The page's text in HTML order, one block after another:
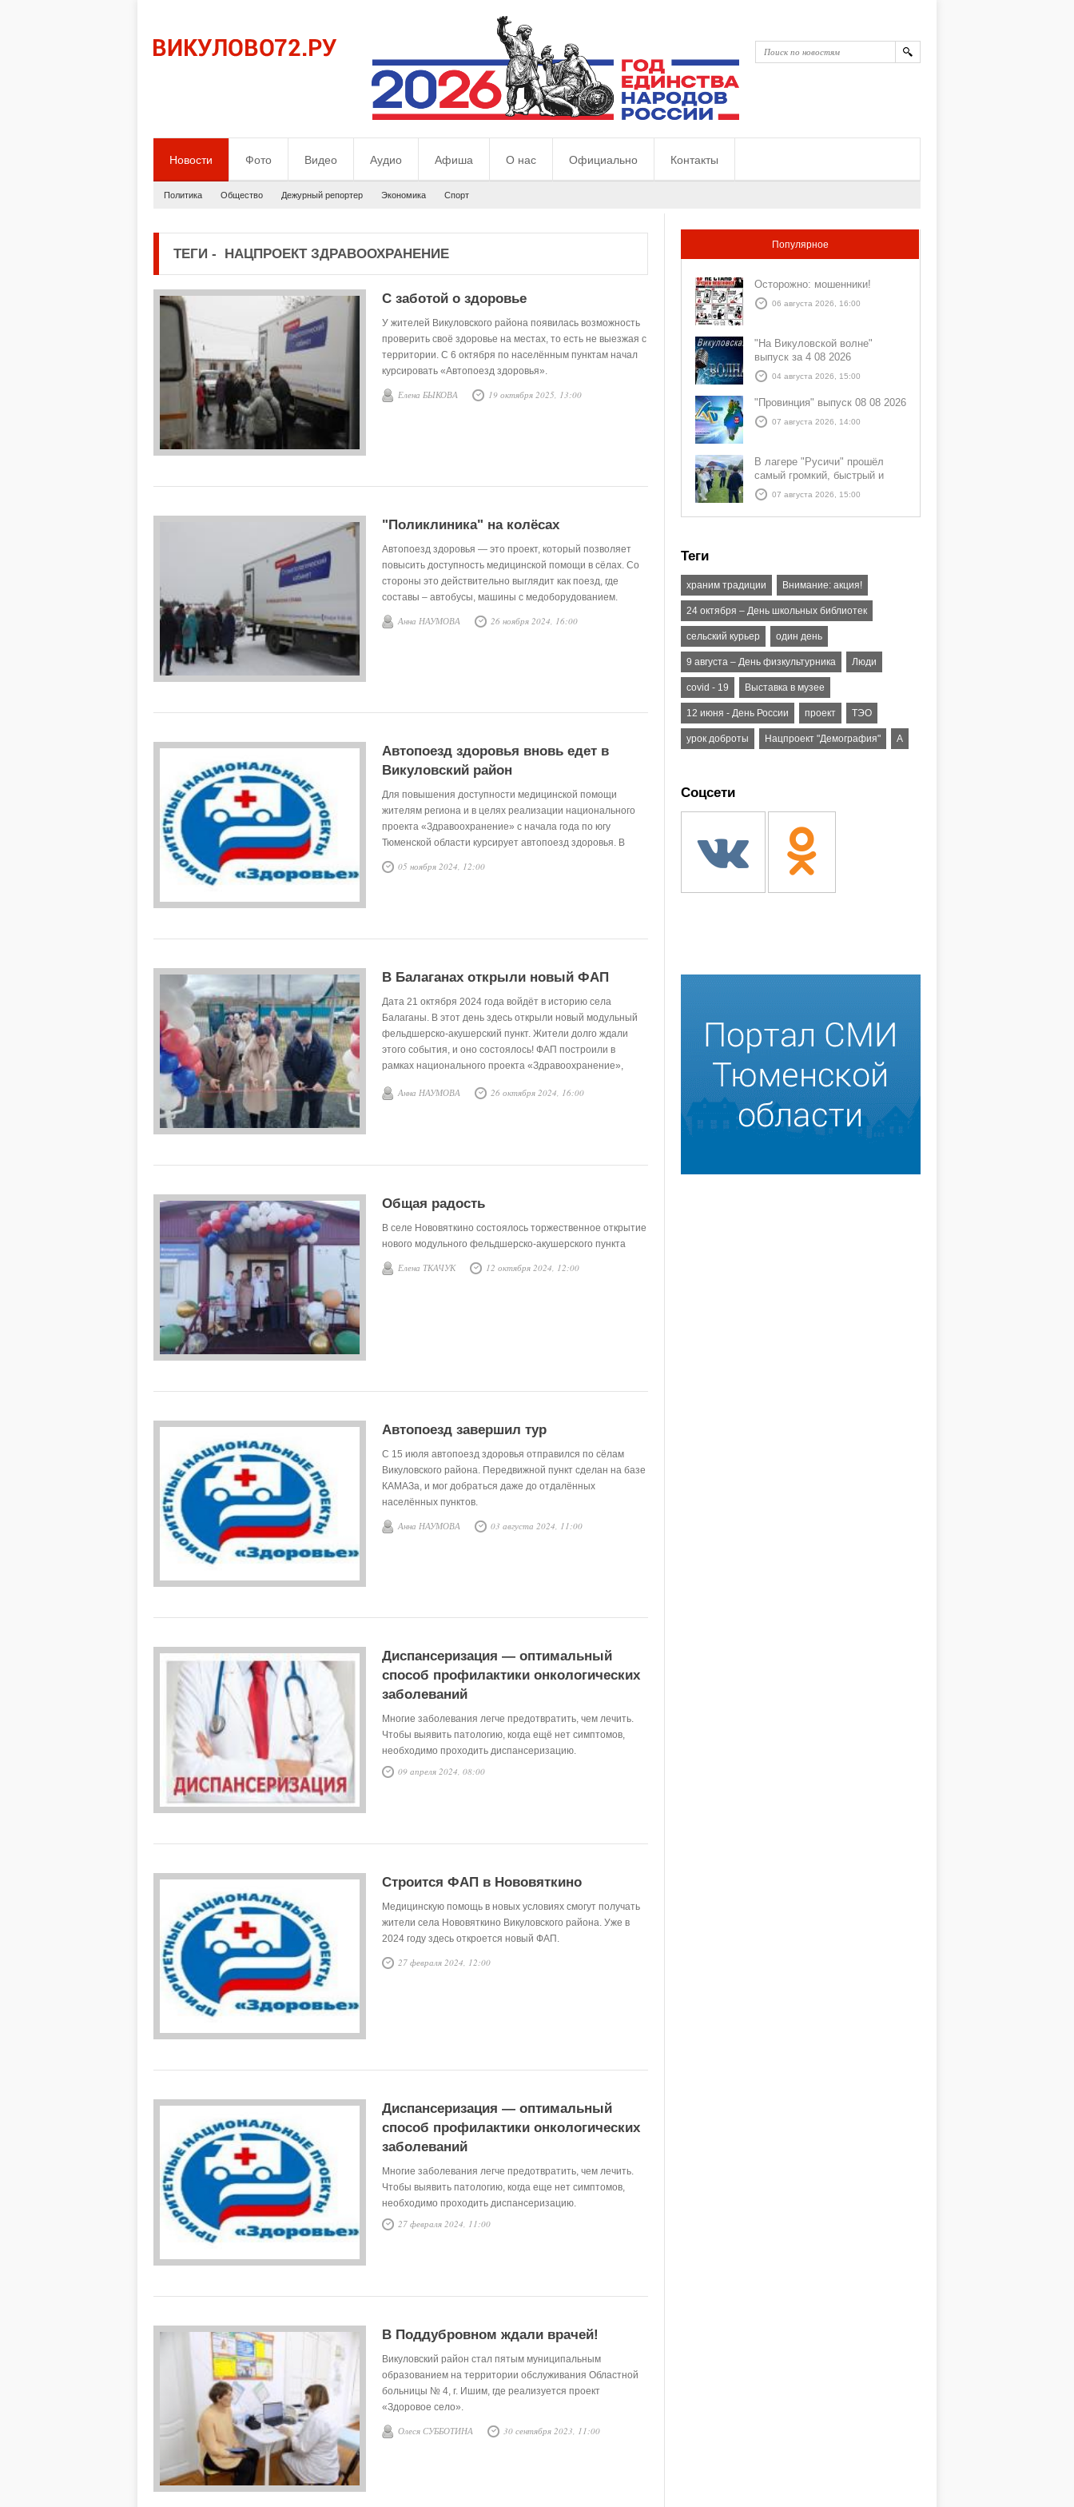
Новости Фото Видео Аудио Афиша О нас Официально Контакты
Политика Общество Дежурный репортер Экономика Спорт
ТЕГИ - НАЦПРОЕКТ ЗДРАВООХРАНЕНИЕ
С заботой о здоровье
У жителей Викуловского района появилась возможность
проверить своё здоровье на местах, то есть не выезжая с
территории. С 6 октября по населённым пунктам начал
курсировать «Автопоезд здоровья».
Елена БЫКОВА 19 октября 2025, 13:00
"Поликлиника" на колёсах
Автопоезд здоровья — это проект, который позволяет
повысить доступность медицинской помощи в сёлах. Со
стороны это действительно выглядит как поезд, где
составы – автобусы, машины с медоборудованием.
Анна НАУМОВА 26 ноября 2024, 16:00
Автопоезд здоровья вновь едет в
Викуловский район
Для повышения доступности медицинской помощи
жителям региона и в целях реализации национального
проекта «Здравоохранение» с начала года по югу
Тюменской области курсирует автопоезд здоровья. В
комплексе 5 автомобилей – маммограф, флюорограф,
центр здоровья, стоматология и ФАП. В каждом
05 ноября 2024, 12:00
В Балаганах открыли новый ФАП
Дата 21 октября 2024 года войдёт в историю села
Балаганы. В этот день здесь открыли новый модульный
фельдшерско-акушерский пункт. Жители долго ждали
этого события, и оно состоялось! ФАП построили в
рамках национального проекта «Здравоохранение»,
Анна НАУМОВА 26 октября 2024, 16:00
Общая радость
В селе Нововяткино состоялось торжественное открытие
нового модульного фельдшерско-акушерского пункта
Елена ТКАЧУК 12 октября 2024, 12:00
Автопоезд завершил тур
С 15 июля автопоезд здоровья отправился по сёлам
Викуловского района. Передвижной пункт сделан на базе
КАМАЗа, и мог добраться даже до отдалённых
населённых пунктов.
Анна НАУМОВА 03 августа 2024, 11:00
Диспансеризация — оптимальный
способ профилактики онкологических
заболеваний
Многие заболевания легче предотвратить, чем лечить.
Чтобы выявить патологию, когда ещё нет симптомов,
необходимо проходить диспансеризацию.
Онкологические заболевания на ранней стадии
09 апреля 2024, 08:00
Строится ФАП в Нововяткино
Медицинскую помощь в новых условиях смогут получать
жители села Нововяткино Викуловского района. Уже в
2024 году здесь откроется новый ФАП.
27 февраля 2024, 12:00
Диспансеризация — оптимальный
способ профилактики онкологических
заболеваний
Многие заболевания легче предотвратить, чем лечить.
Чтобы выявить патологию, когда еще нет симптомов,
необходимо проходить диспансеризацию.
Онкологические заболевания на ранней стадии
27 февраля 2024, 11:00
В Поддубровном ждали врачей!
Викуловский район стал пятым муниципальным
образованием на территории обслуживания Областной
больницы № 4, г. Ишим, где реализуется проект
«Здоровое село».
Олеся СУББОТИНА 30 сентября 2023, 11:00
Популярное
Осторожно: мошенники!
06 августа 2026, 16:00
"На Викуловской волне"
выпуск за 4 08 2026
04 августа 2026, 15:00
"Провинция" выпуск 08 08 2026
07 августа 2026, 14:00
В лагере "Русичи" прошёл
самый громкий, быстрый и
азартный час дня — Спортчас
07 августа 2026, 15:00
Теги
храним традиции Внимание: акция!
24 октября – День школьных библиотек
сельский курьер один день
9 августа – День физкультурника Люди
covid - 19 Выставка в музее
12 июня - День России проект ТЭО
урок доброты Нацпроект "Демография" А
Соцсети